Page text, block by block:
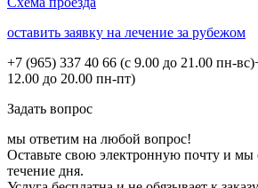
оставить заявку на лечение за рубежом
+7 (965) 337 40 66 (с 9.00 до 21.00 пн-вс)
12.00 до 20.00 пн-пт)
Задать вопрос
мы ответим на любой вопрос!
Оставьте свою электронную почту и мы
течение дня.